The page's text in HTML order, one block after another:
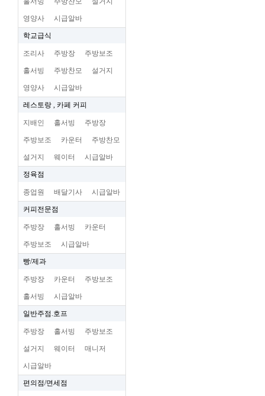
영양사 시급알바
학교급식
조리사 주방장 주방보조
홀서빙 주방찬모 설거지
영양사 시급알바
레스토랑 , 카페 커피
지배인 홀서빙 주방장
주방보조 카운터 주방찬모
설거지 웨이터 시급알바
정육점
종업원 배달기사 시급알바
커피전문점
주방장 홀서빙 카운터
주방보조 시급알바
빵/제과
주방장 카운터 주방보조
홀서빙 시급알바
일반주점.호프
주방장 홀서빙 주방보조
설거지 웨이터 매니저
시급알바
편의점/면세점